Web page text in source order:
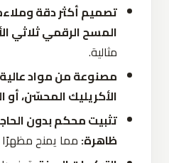
تصميم أكثر دقة
المسح الرقمي ثلاثي
مثالية.
مصنوعة من مواد
الأكريليك المحسّن، أو
تثبيت محكم بدون
ظاهرة: مما يمنح مظهرًا